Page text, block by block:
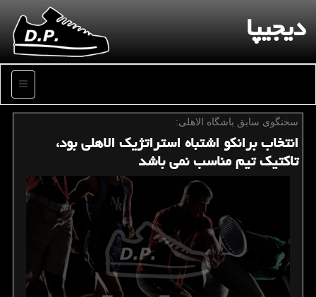
دیجیپا
منو
سخنگوی سابق باشگاه الاهلی:
انتخاب برانكو اشتباه استراتژیك الاهلی بود،
تاكتیك تیم مناسب نمی باشد